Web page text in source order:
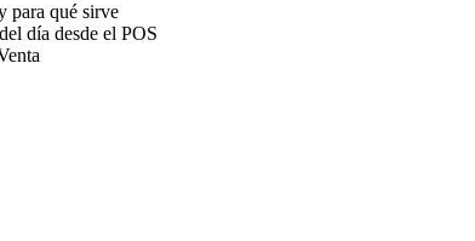
para qué sirve
día desde el POS